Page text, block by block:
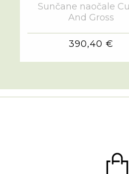
Sunčane naočale
And Gross
390,40 €